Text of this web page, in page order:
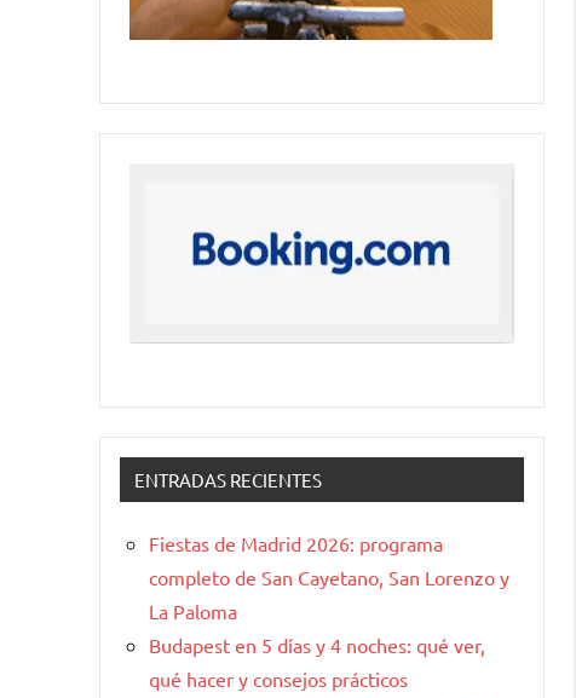
ENTRADAS RECIENTES
Fiestas de Madrid 2026: programa
completo de San Cayetano, San Lorenzo y
La Paloma
Budapest en 5 días y 4 noches: qué ver,
qué hacer y consejos prácticos